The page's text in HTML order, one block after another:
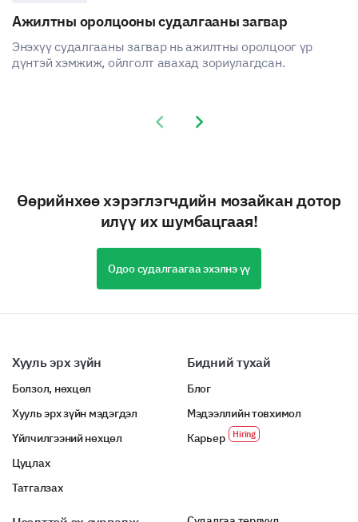
Ажилтны оролцооны судалгааны загвар
Энэхүү судалгааны загвар нь ажилтны оролцоог үр
дүнтэй хэмжиж, ойлголт авахад зориулагдсан.
Previous slide
Next slide
Өөрийнхөө хэрэглэгчдийн мозайкан дотор
илүү их шумбацгаая!
Одоо судалгаагаа эхэлнэ үү
Хууль эрх зүйн
Болзол, нөхцөл
Хууль эрх зүйн мэдэгдэл
Үйлчилгээний нөхцөл
Цуцлах
Татгалзах
Бидний тухай
Блог
Мэдээллийн товхимол
Карьер